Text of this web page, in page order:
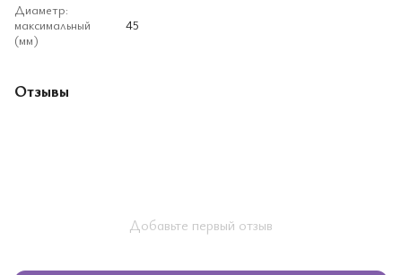
Диаметр:
максимальный
(мм)
45
Отзывы
Добавьте первый отзыв